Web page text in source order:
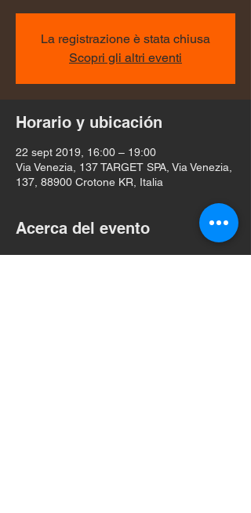
La registrazione è stata chiusa
Scopri gli altri eventi
Horario y ubicación
22 sept 2019, 16:00 – 19:00
Via Venezia, 137 TARGET SPA, Via Venezia,
137, 88900 Crotone KR, Italia
Acerca del evento
Registrati velocemente per l'evento